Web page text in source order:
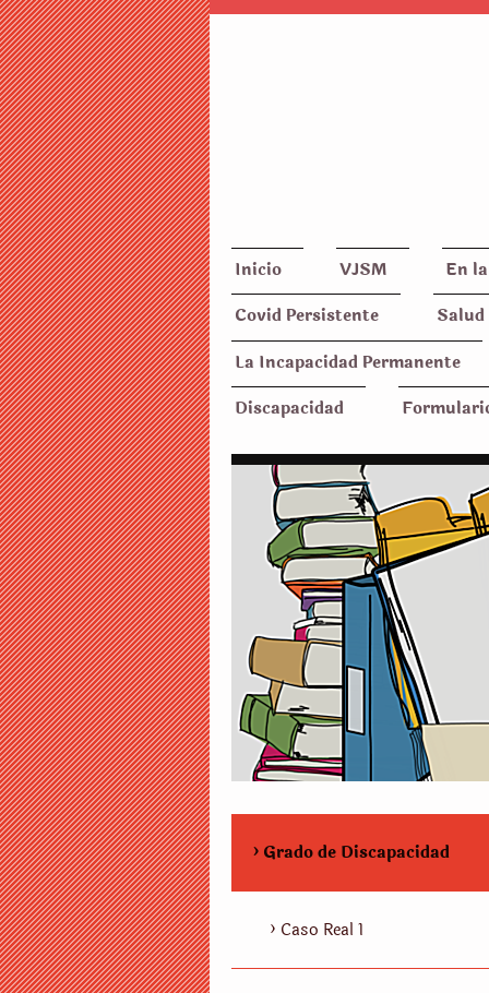
Inicio VJSM
En
Covid Persistente
La Incapacidad Permanente
Discapacidad
Grado de Discapacidad
Caso Real 1